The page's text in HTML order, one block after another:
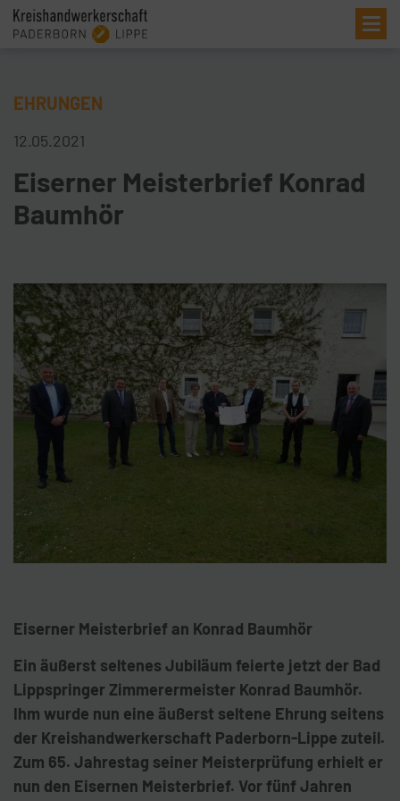
EHRUNGEN
12.05.2021
Eiserner Meisterbrief Konrad
Baumhör
Eiserner Meisterbrief an Konrad Baumhör
Ein äußerst seltenes Jubiläum feierte jetzt der Bad
Lippspringer Zimmerermeister Konrad Baumhör.
Ihm wurde nun eine äußerst seltene Ehrung seitens
der Kreishandwerkerschaft Paderborn-Lippe zuteil.
Zum 65. Jahrestag seiner Meisterprüfung erhielt er
nun den Eisernen Meisterbrief. Vor fünf Jahren